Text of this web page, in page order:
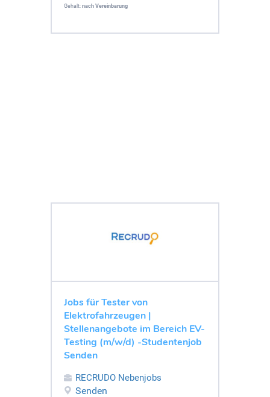
Gehalt: nach Vereinbarung
Jobs für Tester von
Elektrofahrzeugen |
Stellenangebote im Bereich EV-
Testing (m/w/d) -Studentenjob
Senden
RECRUDO Nebenjobs
Senden